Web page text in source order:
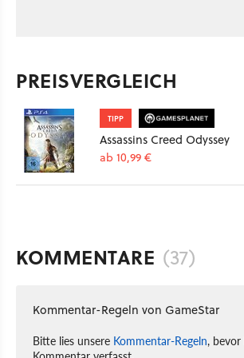
PREISVERGLEICH
TIPP
Assassins Creed Odyssey
ab 10,99 €
KOMMENTARE (37)
Kommentar-Regeln von GameStar
Bitte lies unsere Kommentar-Regeln,